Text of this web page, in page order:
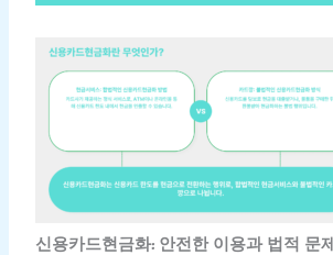
신용카드현금화: 안전한 이용과 법적 문